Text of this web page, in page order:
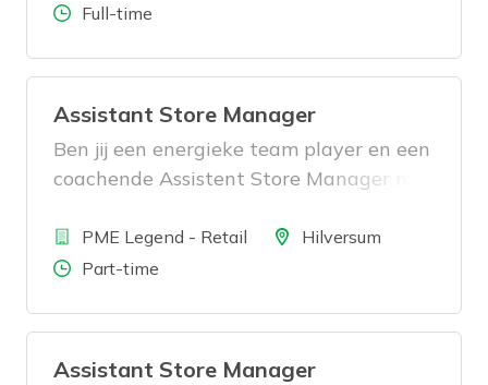
Aantal uren
Full-time
Assistant Store Manager
Ben jij een energieke team player en een
coachende Assistent Store Manager met
BedrijfPME Legend - Retail LocatieHilversum
Aantal uren
Part-time
Assistant Store Manager